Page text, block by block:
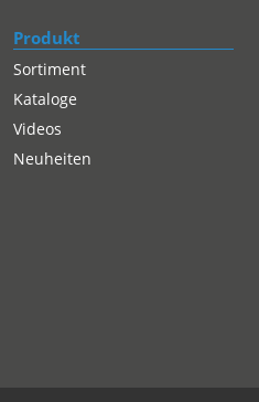
Produkt
Sortiment
Kataloge
Videos
Neuheiten